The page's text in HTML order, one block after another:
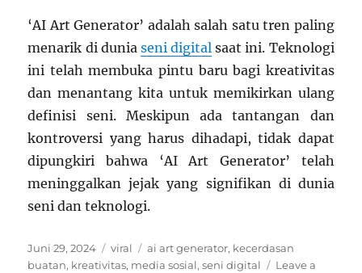
‘AI Art Generator’ adalah salah satu tren paling
menarik di dunia seni digital saat ini. Teknologi
ini telah membuka pintu baru bagi kreativitas
dan menantang kita untuk memikirkan ulang
definisi seni. Meskipun ada tantangan dan
kontroversi yang harus dihadapi, tidak dapat
dipungkiri bahwa ‘AI Art Generator’ telah
meninggalkan jejak yang signifikan di dunia
seni dan teknologi.
Posted
on
Juni 29, 2024 Categories
viral Tags
ai art generator, kecerdasan
buatan, kreativitas, media sosial,seni digital
Leave a